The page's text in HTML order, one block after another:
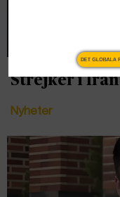
Strejker i
Nyheter
DET GLOBALA